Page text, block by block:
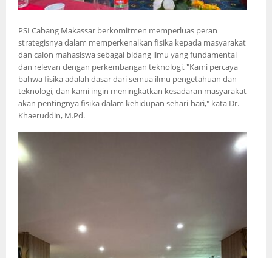
PSI Cabang Makassar berkomitmen memperluas peran
strategisnya dalam memperkenalkan fisika kepada masyarakat
dan calon mahasiswa sebagai bidang ilmu yang fundamental
dan relevan dengan perkembangan teknologi. "Kami percaya
bahwa fisika adalah dasar dari semua ilmu pengetahuan dan
teknologi, dan kami ingin meningkatkan kesadaran masyarakat
akan pentingnya fisika dalam kehidupan sehari-hari," kata Dr.
Khaeruddin, M.Pd.